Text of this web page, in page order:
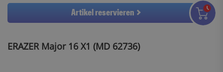
ERAZER Major 16 X1 (MD 62736)
Artikel reservieren